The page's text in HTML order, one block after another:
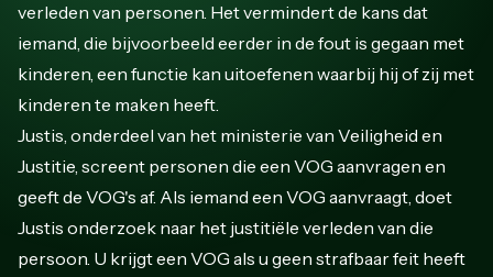
verleden van personen. Het vermindert de kans dat
iemand, die bijvoorbeeld eerder in de fout is gegaan met
kinderen, een functie kan uitoefenen waarbij hij of zij met
kinderen te maken heeft.
Justis, onderdeel van het ministerie van Veiligheid en
Justitie, screent personen die een VOG aanvragen en
geeft de VOG's af. Als iemand een VOG aanvraagt, doet
Justis onderzoek naar het justitiële verleden van die
persoon. U krijgt een VOG als u geen strafbaar feit heeft